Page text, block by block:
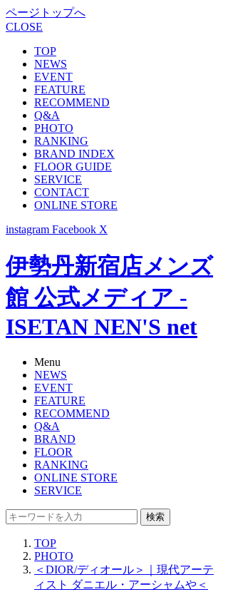
ページトップへ
CLOSE
TOP
NEWS
EVENT
FEATURE
RECOMMEND
Q&A
PHOTO
RANKING
BRAND INDEX
FLOOR GUIDE
SERVICE
CONTACT
ONLINE STORE
instagram Facebook X
伊勢丹新宿店メンズ
館 公式メディア -
ISETAN NEN'S net
Menu
NEWS
EVENT
FEATURE
RECOMMEND
Q&A
BRAND
FLOOR
RANKING
ONLINE STORE
SERVICE
検索
TOP
PHOTO
＜DIOR/ディオール＞｜現代アーテ
ィスト ダニエル・アーシャムや＜